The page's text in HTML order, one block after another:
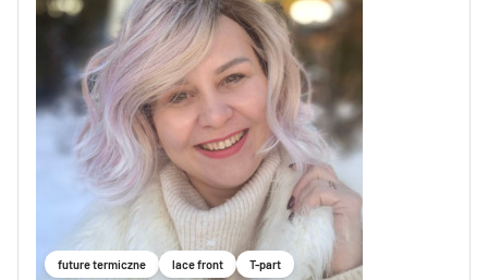
future termiczne lace front T-part